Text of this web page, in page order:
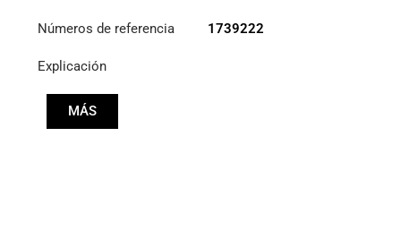
Números de referencia 1739222
Explicación
MÁS